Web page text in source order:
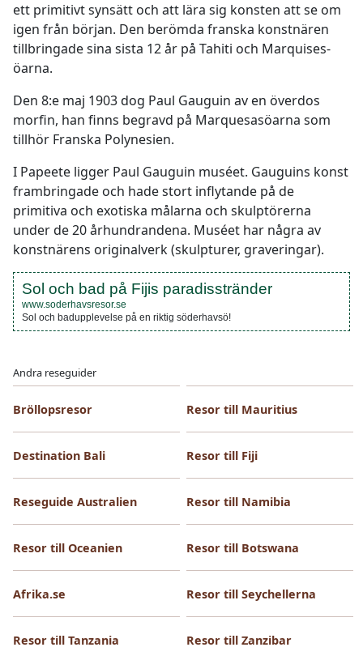
Andra reseguider
Bröllopsresor Resor till Mauritius
Destination Bali Resor till Fiji
Reseguide Australien Resor till Namibia
Resor till Oceanien Resor till Botswana
Afrika.se Resor till Seychellerna
Resor till Tanzania Resor till Zanzibar
ett primitivt synsätt och att lära sig konsten att se om
igen från början. Den berömda franska konstnären
tillbringade sina sista 12 år på Tahiti och Marquises-
öarna.
Den 8:e maj 1903 dog Paul Gauguin av en överdos
morfin, han finns begravd på Marquesasöarna som
tillhör Franska Polynesien.
I Papeete ligger Paul Gauguin muséet. Gauguins konst
frambringade och hade stort inflytande på de
primitiva och exotiska målarna och skulptörerna
under de 20 århundrandena. Muséet har några av
konstnärens originalverk (skulpturer, graveringar).
Sol och bad på Fijis paradisstränder
www.soderhavsresor.se
Sol och badupplevelse på en riktig söderhavsö!